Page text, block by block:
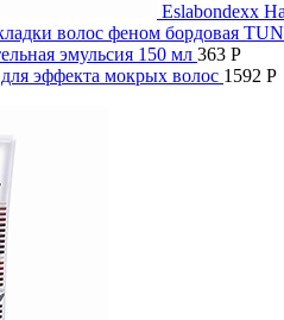
Eslabondexx
волос феном бордовая
эмульсия 150 мл 363 Р
эффекта мокрых волос 1592 Р